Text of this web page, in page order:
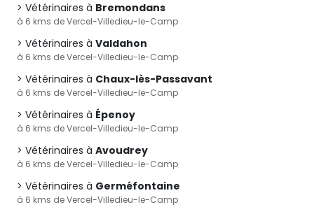
Vétérinaires à Bremondans
à 6 kms de Vercel-Villedieu-le-Camp
Vétérinaires à Valdahon
à 6 kms de Vercel-Villedieu-le-Camp
Vétérinaires à Chaux-lès-Passavant
à 6 kms de Vercel-Villedieu-le-Camp
Vétérinaires à Épenoy
à 6 kms de Vercel-Villedieu-le-Camp
Vétérinaires à Avoudrey
à 6 kms de Vercel-Villedieu-le-Camp
Vétérinaires à Germéfontaine
à 6 kms de Vercel-Villedieu-le-Camp